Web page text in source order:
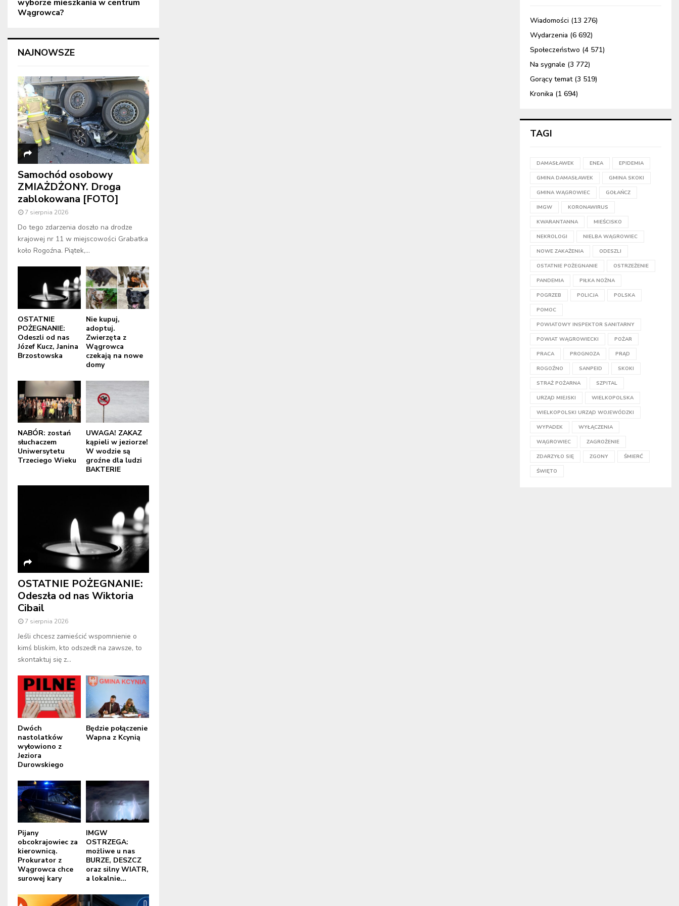
wyborze mieszkania w centrum
Wągrowca?
NAJNOWSZE
Samochód osobowy
ZMIAŻDŻONY. Droga
zablokowana [FOTO]
7 sierpnia 2026
Do tego zdarzenia doszło na drodze
krajowej nr 11 w miejscowości Grabatka
koło Rogoźna. Piątek,...
OSTATNIE
POŻEGNANIE:
Odeszli od nas
Józef Kucz, Janina
Brzostowska
Nie kupuj,
adoptuj.
Zwierzęta z
Wągrowca
czekają na nowe
domy
NABÓR: zostań
słuchaczem
Uniwersytetu
Trzeciego Wieku
UWAGA! ZAKAZ
kąpieli w jeziorze!
W wodzie są
groźne dla ludzi
BAKTERIE
OSTATNIE POŻEGNANIE:
Odeszła od nas Wiktoria
Cibail
7 sierpnia 2026
Jeśli chcesz zamieścić wspomnienie o
kimś bliskim, kto odszedł na zawsze, to
skontaktuj się z...
Dwóch
nastolatków
wyłowiono z
Jeziora
Durowskiego
Będzie połączenie
Wapna z Kcynią
Pijany
obcokrajowiec za
kierownicą.
Prokurator z
Wągrowca chce
surowej kary
IMGW
OSTRZEGA:
możliwe u nas
BURZE, DESZCZ
oraz silny WIATR,
a lokalnie...
Wiadomości (13 276)
Wydarzenia (6 692)
Społeczeństwo (4 571)
Na sygnale (3 772)
Gorący temat(3 519)
Kronika (1 694)
TAGI
DAMASŁAWEK ENEA EPIDEMIA
GMINA DAMASŁAWEK GMINA SKOKI
GMINA WĄGROWIEC GOŁAŃCZ
IMGW KORONAWIRUS
KWARANTANNA MIEŚCISKO
NEKROLOGI NIELBA WĄGROWIEC
NOWE ZAKAŻENIA ODESZLI
OSTATNIE POŻEGNANIE OSTRZEŻENIE
PANDEMIA PIŁKA NOŻNA
POGRZEB POLICJA POLSKA
POMOC
POWIATOWY INSPEKTOR SANITARNY
POWIAT WĄGROWIECKI POŻAR
PRACA PROGNOZA PRĄD
ROGOŹNO SANPEID SKOKI
STRAŻ POŻARNA SZPITAL
URZĄD MIEJSKI WIELKOPOLSKA
WIELKOPOLSKI URZĄD WOJEWÓDZKI
WYPADEK WYŁĄCZENIA
WĄGROWIEC ZAGROŻENIE
ZDARZYŁO SIĘ ZGONY ŚMIERĆ
ŚWIĘTO